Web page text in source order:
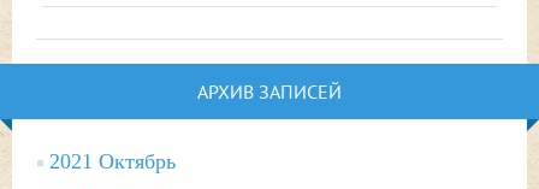
АРХИВ ЗАПИСЕЙ
2021 Октябрь